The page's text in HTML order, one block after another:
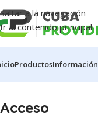
Saltar a la navegación
Ir al contenido principal
ProductosInformación
Acceso